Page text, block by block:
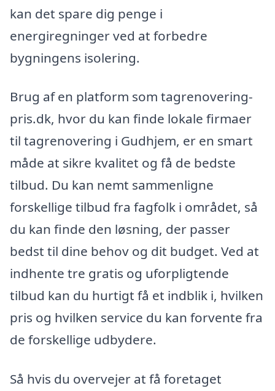
kan det spare dig penge i
energiregninger ved at forbedre
bygningens isolering.
Brug af en platform som tagrenovering-
pris.dk, hvor du kan finde lokale firmaer
til tagrenovering i Gudhjem, er en smart
måde at sikre kvalitet og få de bedste
tilbud. Du kan nemt sammenligne
forskellige tilbud fra fagfolk i området, så
du kan finde den løsning, der passer
bedst til dine behov og dit budget. Ved at
indhente tre gratis og uforpligtende
tilbud kan du hurtigt få et indblik i, hvilken
pris og hvilken service du kan forvente fra
de forskellige udbydere.
Så hvis du overvejer at få foretaget